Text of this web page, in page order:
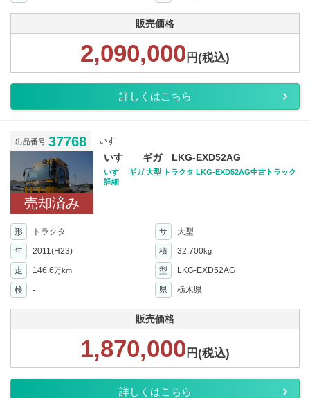
販売価格
2,090,000 円(税込)
詳しくはこちら
出品番号 37768 いすゞ
売却済み
いすゞ ギガ LKG-EXD52AG
いすゞ ギガ 大型 トラクタ LKG-EXD52AG中古トラック
詳細
形 トラクタ サ
大型
年
2011(H23) 積 32,700kg
走 146.6万km 型
LKG-EXD52AG
検
- 県 栃木県
販売価格
1,870,000 円(税込)
詳しくはこちら